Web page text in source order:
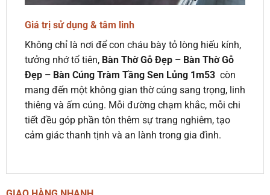
Giá trị sử dụng & tâm linh
Không chỉ là nơi để con cháu bày tỏ lòng hiếu kính,
tưởng nhớ tổ tiên, Bàn Thờ Gỗ Đẹp – Bàn Thờ Gỗ
Đẹp – Bàn Cúng Tràm Tầng Sen Lủng 1m53 còn
mang đến một không gian thờ cúng sang trọng, linh
thiêng và ấm cúng. Mỗi đường chạm khắc, mỗi chi
tiết đều góp phần tôn thêm sự trang nghiêm, tạo
cảm giác thanh tịnh và an lành trong gia đình.